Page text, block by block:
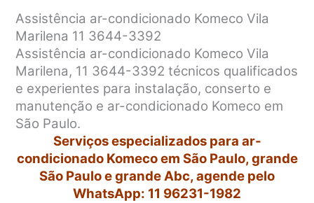
Assistência ar-condicionado Komeco Vila
Marilena 11 3644-3392
Assistência ar-condicionado Komeco Vila
Marilena, 11 3644-3392 técnicos qualificados
e experientes para instalação, conserto e
manutenção e ar-condicionado Komeco em
São Paulo.
Serviços especializados para ar-
condicionado Komeco em São Paulo, grande
São Paulo e grande Abc, agende pelo
WhatsApp: 11 96231-1982